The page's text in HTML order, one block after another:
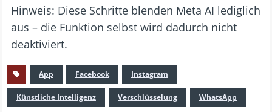
Hinweis: Diese Schritte blenden Meta AI lediglich
aus – die Funktion selbst wird dadurch nicht
deaktiviert.
App Facebook Instagram
Künstliche Intelligenz Verschlüsselung WhatsApp